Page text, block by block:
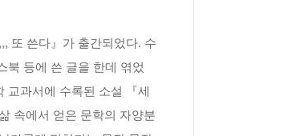
또 쓴다』가 출간되었다. 수
북 등에 쓴 글을 한데 엮었
교과서에 수록된 소설 『세
속에서 얻은 문학의 자양분